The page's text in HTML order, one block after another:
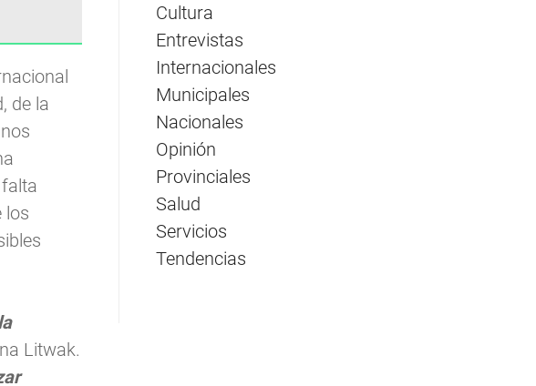
de la
los
Litwak.
Cultura
Entrevistas
Internacionales
Municipales
Nacionales
Opinión
Provinciales
Salud
Servicios
Tendencias